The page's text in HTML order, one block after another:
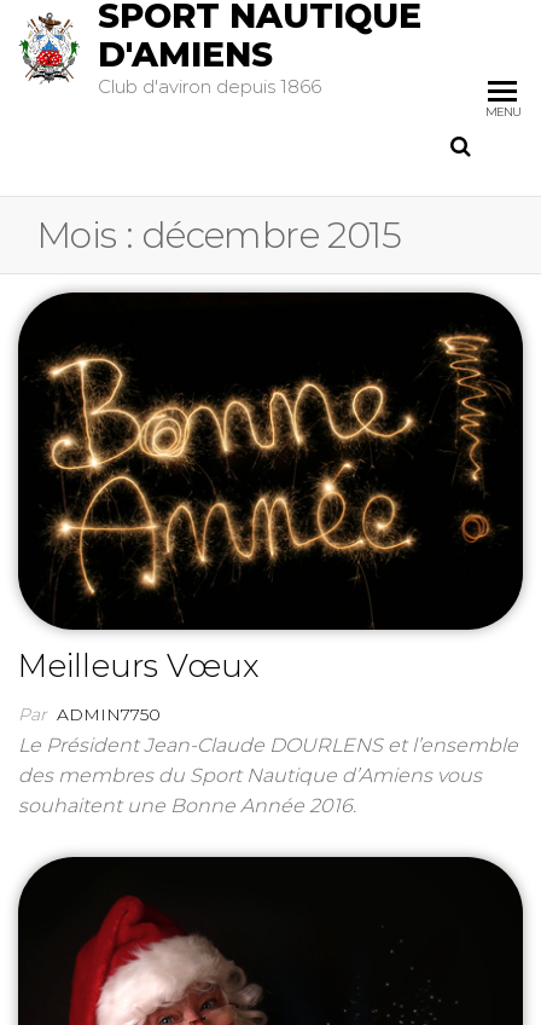
SPORT NAUTIQUE
D'AMIENS
Club d'aviron depuis 1866
MENU
Mois : décembre 2015
Meilleurs Vœux
Par ADMIN7750
Le Président Jean-Claude DOURLENS et l’ensemble
des membres du Sport Nautique d’Amiens vous
souhaitent une Bonne Année 2016.